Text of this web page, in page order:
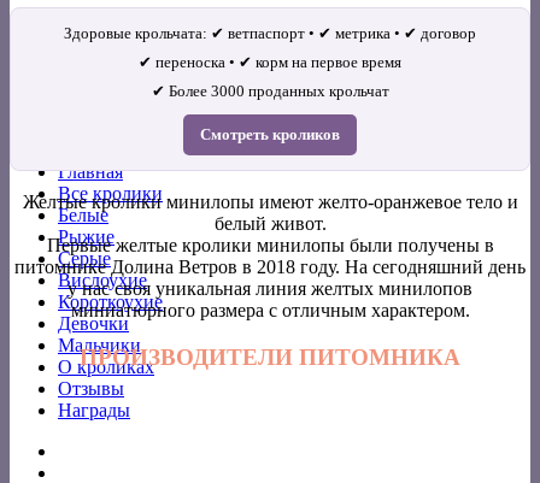
Главная
Все кролики
Белые
Рыжие
Серые
Вислоухие
Короткоухие
Девочки
Мальчики
О кроликах
Отзывы
Награды
Здоровые крольчата: ✔ ветпаспорт • ✔ метрика • ✔ договор
✔ переноска • ✔ корм на первое время
✔ Более 3000 проданных крольчат
Смотреть кроликов
Желтые кролики минилопы имеют желто-оранжевое тело и
белый живот.
Первые желтые кролики минилопы были получены в
питомнике Долина Ветров в 2018 году. На сегодняшний день
у нас своя уникальная линия желтых минилопов
миниатюрного размера с отличным характером.
ПРОИЗВОДИТЕЛИ ПИТОМНИКА